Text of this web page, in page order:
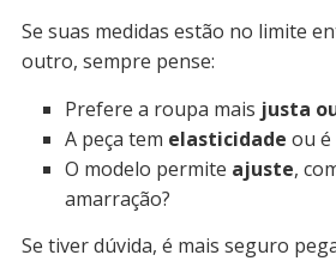
Se suas medidas estão no limite
outro, sempre pense:
Prefere a roupa mais justa
A peça tem elasticidade ou é
O modelo permite ajuste,
amarração?
Se tiver dúvida, é mais seguro